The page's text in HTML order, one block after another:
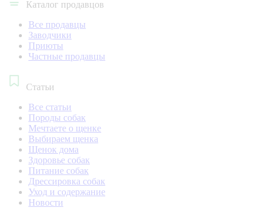
Каталог продавцов
Все продавцы
Заводчики
Приюты
Частные продавцы
Статьи
Все статьи
Породы собак
Мечтаете о щенке
Выбираем щенка
Щенок дома
Здоровье собак
Питание собак
Дрессировка собак
Уход и содержание
Новости